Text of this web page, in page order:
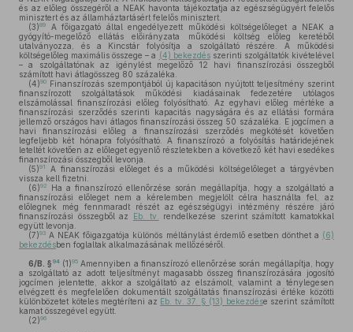
és az előleg összegéről a NEAK havonta tájékoztatja az egészségügyért felelős
minisztert és az államháztartásért felelős minisztert.
(3)89
A főigazgató által engedélyezett működési költségelőleget a NEAK a
gyógyító-megelőző ellátás előirányzata működési költség előleg keretéből
utalványozza, és a Kincstár folyósítja a szolgáltató részére. A működési
költségelőleg maximális összege – a (4) bekezdésszerinti szolgáltatók kivételével
– a szolgáltatónak az igénylést megelőző 12 havi finanszírozási összegből
számított havi átlagösszeg 80 százaléka.
(4)90 Finanszírozás szempontjából új kapacitáson nyújtott teljesítmény szerint
finanszírozott szolgáltatások működési kiadásainak fedezetére utólagos
elszámolással finanszírozási előleg folyósítható. Az egyhavi előleg mértéke a
finanszírozási szerződés szerinti kapacitás nagyságára és az ellátási formára
jellemző országos havi átlagos finanszírozási összeg 50 százaléka. E jogcímen a
havi finanszírozási előleg a finanszírozási szerződés megkötését követően
legfeljebb két hónapra folyósítható. A finanszírozó a folyósítás határidejének
leteltét követően az előleget egyenlő részletekben a következő két havi esedékes
finanszírozási összegből levonja.
(5)91
A finanszírozási előleget és a működési költségelőleget a tárgyévben
vissza kell fizetni.
(6)92
Ha a finanszírozó ellenőrzése során megállapítja, hogy a szolgáltató a
finanszírozási előleget nem a kérelemben megjelölt célra használta fel, az
előlegnek még fennmaradt részét az egészségügyi intézmény részére járó
finanszírozási összegből az Eb. tv.
rendelkezése szerint számított kamatokkal
együtt levonja.
(7)93 A NEAK főigazgatója különös méltánylást érdemlő esetben dönthet a (6)
bekezdésben foglaltak alkalmazásának mellőzéséről.
6/B. § 94 (1)95Amennyiben a finanszírozó ellenőrzése során megállapítja, hogy
a szolgáltató az adott teljesítményt magasabb összeg finanszírozására jogosító
jogcímen jelentette, akkor a szolgáltató az elszámolt, valamint a ténylegesen
elvégzett és megfelelően dokumentált szolgáltatás finanszírozási értéke közötti
különbözetet köteles megtéríteni az Eb. tv. 37. § (13) bekezdése szerint számított
kamat összegével együtt.
(2)96